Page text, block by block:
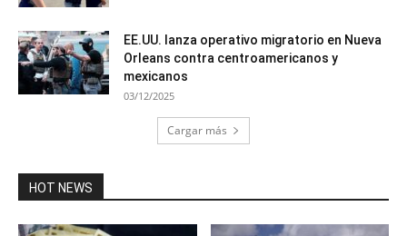
EE.UU. lanza operativo migratorio en Nueva
Orleans contra centroamericanos y
mexicanos
03/12/2025
Cargar más
HOT NEWS